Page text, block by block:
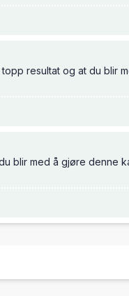
resultat og at du blir
blir med å gjøre denne